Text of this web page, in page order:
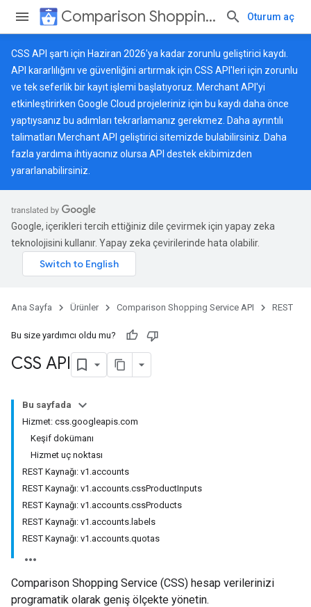
Comparison Shopping Service API Oturum aç
CSS API şartı için Haziran 2026'ya kadar zorunlu geliştirici kaydı.
API kararlılığını ve güvenliğini artırmak için CSS API'leri için zorunlu
ve tek seferlik bir kayıt işlemi başlatıyoruz. Merchant API'yi
etkinleştirirken Google Cloud projeleriniz için bu kaydı daha önce
yaptıysanız bu adımları tekrarlamanız gerekmez. Daha ayrıntılı
talimatları Merchant API geliştirici sitemizde bulabilirsiniz. Daha
fazla yardıma ihtiyacınız olursa API destek ekibimizden
yararlanabilirsiniz.
Google, içerikleri tercih ettiğiniz dile çevirmek için yapay zeka
teknolojisini kullanır. Yapay zeka çevirilerinde hata olabilir.
Ana Sayfa Ürünler Comparison Shopping Service API REST
Bu size yardımcı oldu mu?
CSS API
Bu sayfada
Hizmet: css.googleapis.com
Keşif dokümanı
Hizmet uç noktası
REST Kaynağı: v1.accounts
REST Kaynağı: v1.accounts.cssProductInputs
REST Kaynağı: v1.accounts.cssProducts
REST Kaynağı: v1.accounts.labels
REST Kaynağı: v1.accounts.quotas
Comparison Shopping Service (CSS) hesap verilerinizi
programatik olarak geniş ölçekte yönetin.